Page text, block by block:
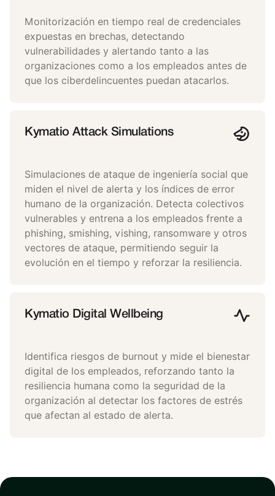
Monitorización en tiempo real de credenciales
expuestas en brechas, detectando
vulnerabilidades y alertando tanto a las
organizaciones como a los empleados antes de
que los ciberdelincuentes puedan atacarlos.
Kymatio Attack Simulations
Simulaciones de ataque de ingeniería social que
miden el nivel de alerta y los índices de error
humano de la organización. Detecta colectivos
vulnerables y entrena a los empleados frente a
phishing, smishing, vishing, ransomware y otros
vectores de ataque, permitiendo seguir la
evolución en el tiempo y reforzar la resiliencia.
Kymatio Digital Wellbeing
Identifica riesgos de burnout y mide el bienestar
digital de los empleados, reforzando tanto la
resiliencia humana como la seguridad de la
organización al detectar los factores de estrés
que afectan al estado de alerta.